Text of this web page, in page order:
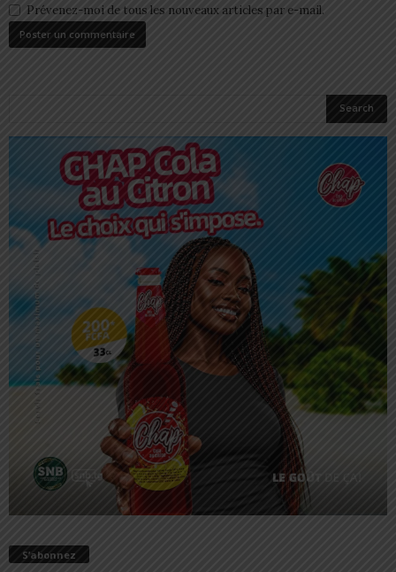
Prévenez-moi de tous les nouveaux articles par e-mail.
S’abonnez